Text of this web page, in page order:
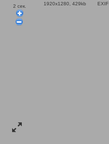
2 сек.
1920x1280, 429kb
EXIF